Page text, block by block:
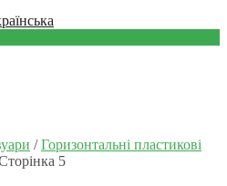
/Горизонтальні пластикові
5